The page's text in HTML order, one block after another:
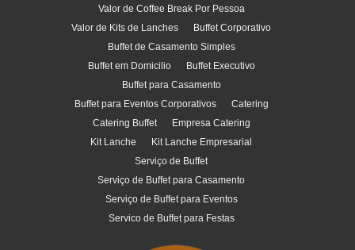
Valor de Coffee Break Por Pessoa
Valor de Kits de Lanches
Buffet Corporativo
Buffet de Casamento Simples
Buffet em Domicilio
Buffet Executivo
Buffet para Casamento
Buffet para Eventos Corporativos
Catering
Catering Buffet
Empresa Catering
Kit Lanche
Kit Lanche Empresarial
Serviço de Buffet
Serviço de Buffet para Casamento
Serviço de Buffet para Eventos
Servico de Buffet para Festas